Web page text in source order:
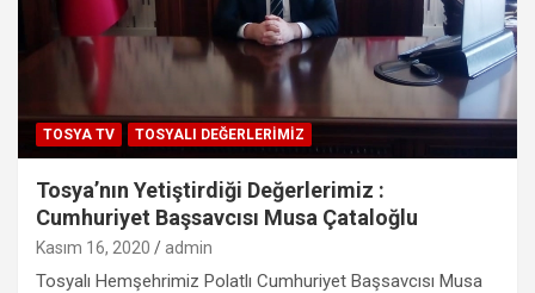
TOSYA TV TOSYALI DEĞERLERIMIZ
Tosya’nın Yetiştirdiği Değerlerimiz :
Cumhuriyet Başsavcısı Musa Çataloğlu
Kasım 16, 2020 admin
Tosyalı Hemşehrimiz Polatlı Cumhuriyet Başsavcısı Musa